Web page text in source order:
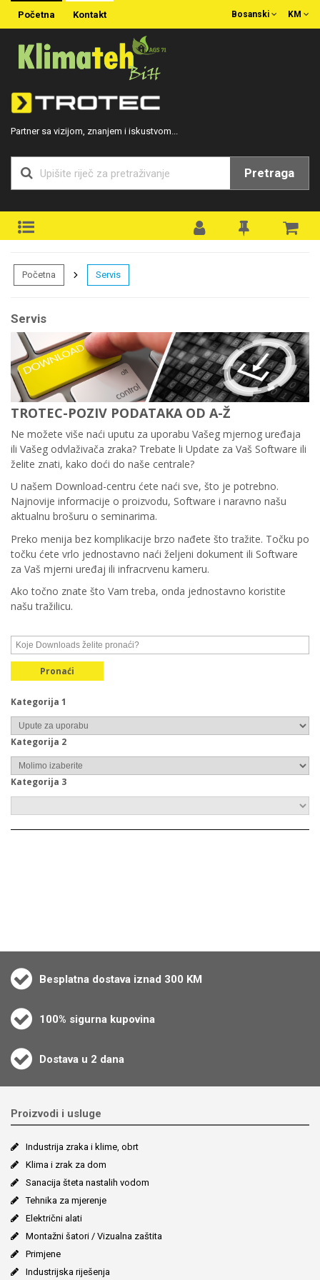
Početna Kontakt KM
Bosanski
Partner sa vizijom, znanjem i iskustvom...
Pretraga
Početna Servis
Servis
Besplatna dostava iznad 300 KM
100% sigurna kupovina
Dostava u 2 dana
Proizvodi i usluge
Industrija zraka i klime, obrt
Klima i zrak za dom
Sanacija šteta nastalih vodom
Tehnika za mjerenje
Električni alati
Montažni šatori / Vizualna zaštita
Primjene
Industrijska riješenja